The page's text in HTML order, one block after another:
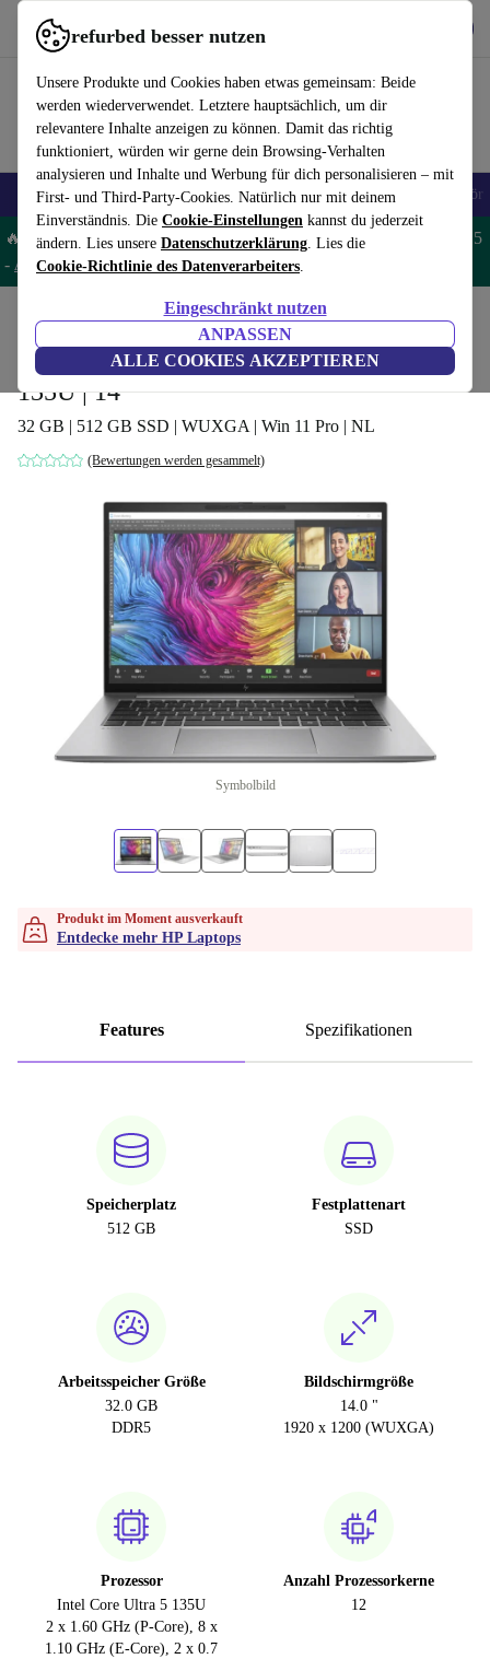
refurbed besser nutzen
Unsere Produkte und Cookies haben etwas gemeinsam: Beide
werden wiederverwendet. Letztere hauptsächlich, um dir
relevantere Inhalte anzeigen zu können. Damit das richtig
funktioniert, würden wir gerne dein Browsing-Verhalten
analysieren und Inhalte und Werbung für dich personalisieren – mit
First- und Third-Party-Cookies. Natürlich nur mit deinem
Einverständnis. Die Cookie-Einstellungen kannst du jederzeit
ändern. Lies unsere Datenschutzerklärung. Lies die
Cookie-Richtlinie des Datenverarbeiters.
Eingeschränkt nutzen
ANPASSEN
ALLE COOKIES AKZEPTIEREN
refurbed schnell und einfach nutzen
🎒 Back to school Handys Laptops Tablets Smartwatches Zubehör
🔥 Spare 5% EXTRA auf MacBooks und iPads – Code: MACPAD5
- AGB
Laptops HP Laptops
HP ZBook Firefly 14 G11 | Core Ultra 5
135U | 14"
32 GB | 512 GB SSD | WUXGA | Win 11 Pro | NL
(Bewertungen werden gesammelt)
Symbolbild
Produkt im Moment ausverkauft
Entdecke mehr HP Laptops
Features Spezifikationen
Speicherplatz
512 GB
Festplattenart
SSD
Arbeitsspeicher Größe
32.0 GB
DDR5
Bildschirmgröße
14.0 "
1920 x 1200 (WUXGA)
Prozessor
Intel Core Ultra 5 135U
2 x 1.60 GHz (P-Core), 8 x
1.10 GHz (E-Core), 2 x 0.7
Anzahl Prozessorkerne
12